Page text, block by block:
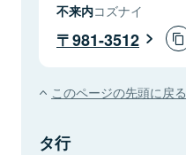
不来内コズナイ
981-3512
このページの先頭に戻る
タ行